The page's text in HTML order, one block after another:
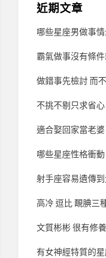
近期文章
哪些星座男做事
霸氣做事沒有條
做錯事先檢討 而
不挑不剔只求省
適合娶回家當老
哪些星座性格衝
射手座容易遺傳
高冷 逗比 靦腆三
文質彬彬 很有修
有女神經特質的